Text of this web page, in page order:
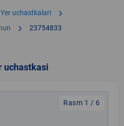
Yer uchastkalari chevron_right
chevron_right 23754833
uchastkasi
Rasm 1 / 6